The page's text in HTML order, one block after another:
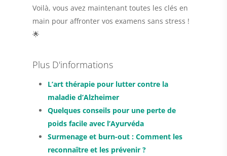
Voilà, vous avez maintenant toutes les clés en
main pour affronter vos examens sans stress !
🌟
Plus D'informations
L’art thérapie pour lutter contre la
maladie d’Alzheimer
Quelques conseils pour une perte de
poids facile avec l’Ayurvéda
Surmenage et burn-out : Comment les
reconnaître et les prévenir ?